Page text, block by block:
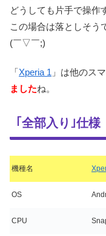
どうしても片手で操作
この場合は落としそう
(￣▽￣;)
「 Xperia 1 」は他のス
ましたね。
｢全部入り｣仕様
機種名
OS
CPU